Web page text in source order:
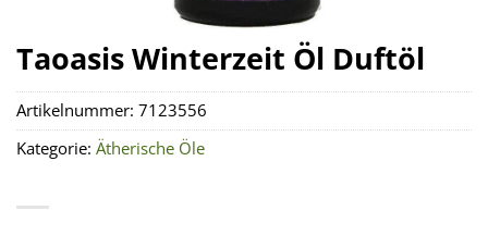
Taoasis Winterzeit Öl Duftöl
Artikelnummer: 7123556
Kategorie: Ätherische Öle